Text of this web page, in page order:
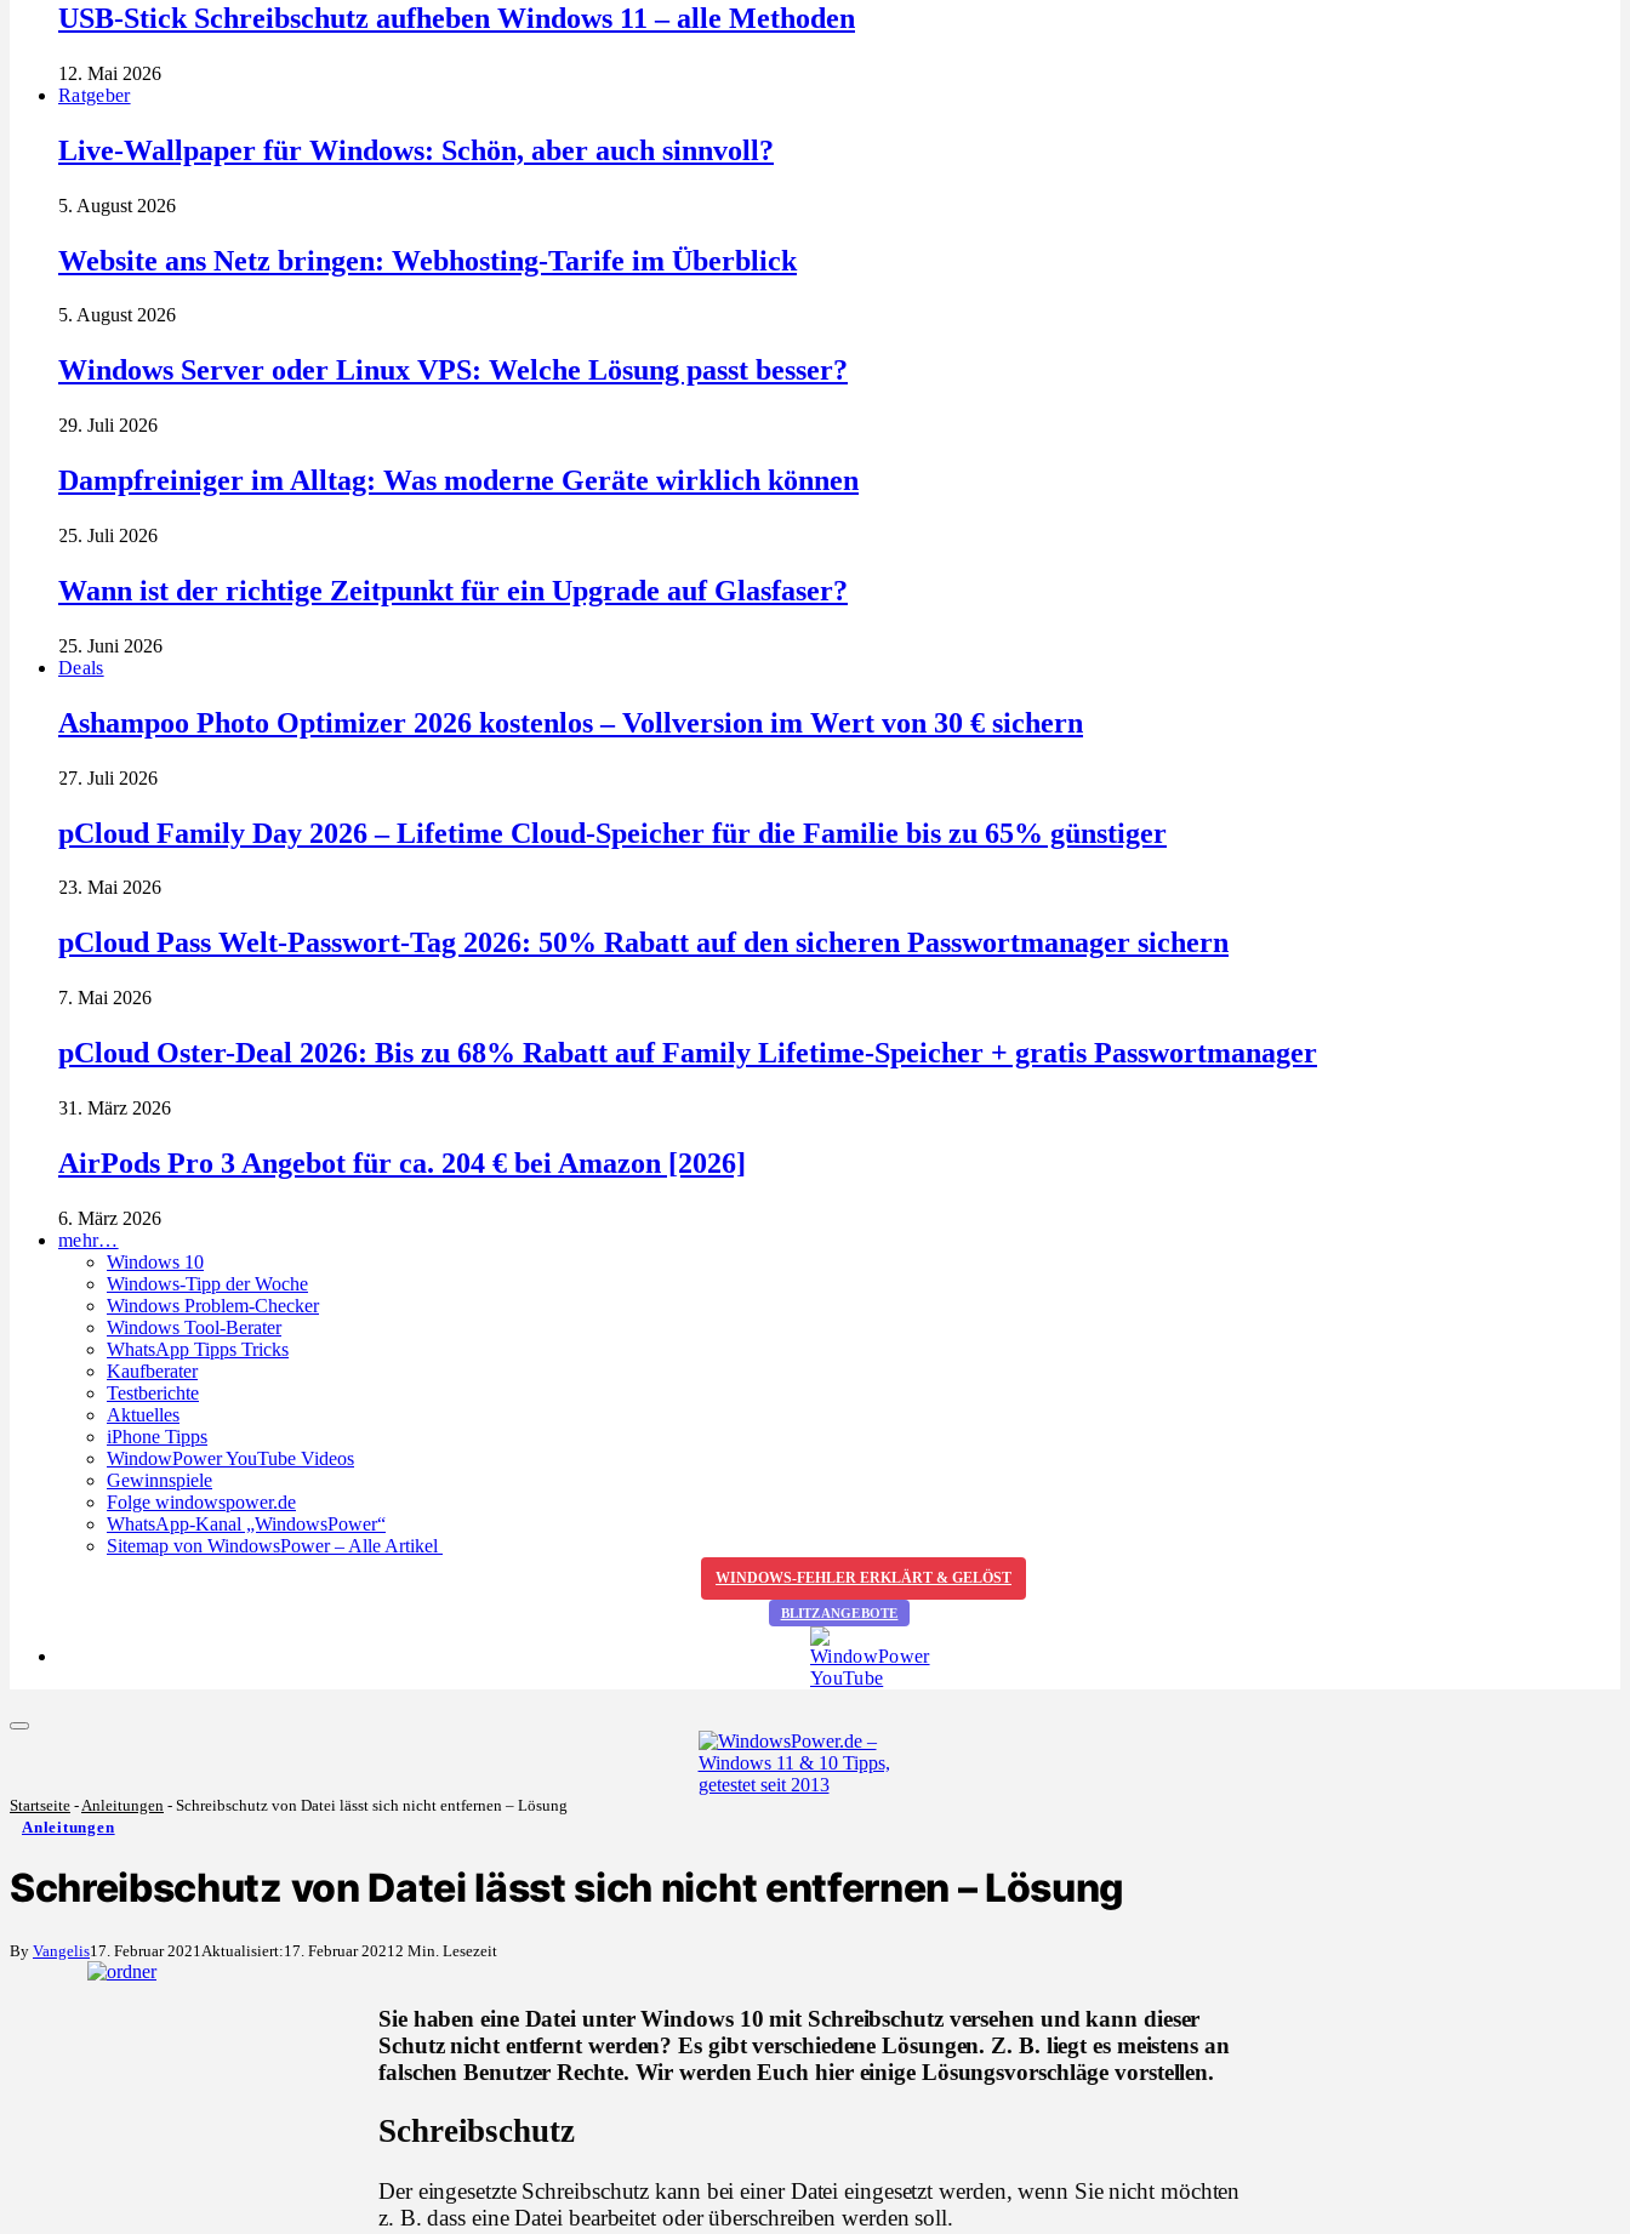
USB-Stick Schreibschutz aufheben Windows 11 – alle Methoden
12. Mai 2026
Ratgeber
Live-Wallpaper für Windows: Schön, aber auch sinnvoll?
5. August 2026
Website ans Netz bringen: Webhosting-Tarife im Überblick
5. August 2026
Windows Server oder Linux VPS: Welche Lösung passt besser?
29. Juli 2026
Dampfreiniger im Alltag: Was moderne Geräte wirklich können
25. Juli 2026
Wann ist der richtige Zeitpunkt für ein Upgrade auf Glasfaser?
25. Juni 2026
Deals
Ashampoo Photo Optimizer 2026 kostenlos – Vollversion im Wert von 30 € sichern
27. Juli 2026
pCloud Family Day 2026 – Lifetime Cloud-Speicher für die Familie bis zu 65% günstiger
23. Mai 2026
pCloud Pass Welt-Passwort-Tag 2026: 50% Rabatt auf den sicheren Passwortmanager sichern
7. Mai 2026
pCloud Oster-Deal 2026: Bis zu 68% Rabatt auf Family Lifetime-Speicher + gratis Passwortmanager
31. März 2026
AirPods Pro 3 Angebot für ca. 204 € bei Amazon [2026]
6. März 2026
mehr…
Windows 10
Windows-Tipp der Woche
Windows Problem-Checker
Windows Tool-Berater
WhatsApp Tipps Tricks
Kaufberater
Testberichte
Aktuelles
iPhone Tipps
WindowPower YouTube Videos
Gewinnspiele
Folge windowspower.de
WhatsApp-Kanal „WindowsPower“
Sitemap von WindowsPower – Alle Artikel
WINDOWS-FEHLER ERKLÄRT & GELÖST
BLITZANGEBOTE
Startseite - Anleitungen - Schreibschutz von Datei lässt sich nicht entfernen – Lösung
Anleitungen
Schreibschutz von Datei lässt sich nicht entfernen – Lösung
By Vangelis17. Februar 2021 Aktualisiert:17. Februar 2021 2 Min. Lesezeit
Sie haben eine Datei unter Windows 10 mit Schreibschutz versehen und kann dieser
Schutz nicht entfernt werden? Es gibt verschiedene Lösungen. Z. B. liegt es meistens an
falschen Benutzer Rechte. Wir werden Euch hier einige Lösungsvorschläge vorstellen.
Schreibschutz
Der eingesetzte Schreibschutz kann bei einer Datei eingesetzt werden, wenn Sie nicht möchten
z. B. dass eine Datei bearbeitet oder überschreiben werden soll.